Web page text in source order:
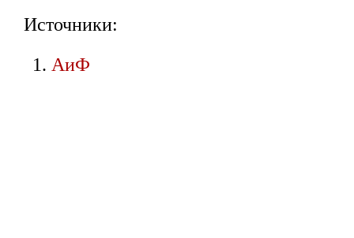
Источники:
АиФ